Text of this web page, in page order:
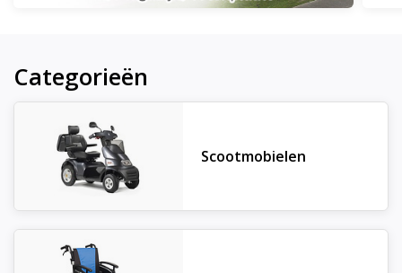
Categorieën
Scootmobielen